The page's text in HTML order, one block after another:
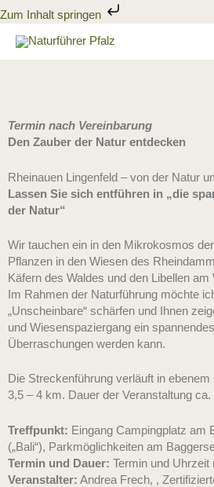
Zum Inhalt springen
springen
Termin nach Vereinbarung
Den Zauber der Natur entdecken
Rheinauen Lingenfeld – von der Natur
Lassen Sie sich entführen in „die
der Natur“
Wir tauchen ein in den Mikrokosmos
Pflanzen in den Wiesen des
Käfern des Waldes und den Libellen am
Im Rahmen der Naturführung möchte
„Unscheinbare“ schärfen und Ihnen
und Wiesenspaziergang ein
Überraschungen werden kann.
Die Streckenführung verläuft in
3,5 – 4 km. Dauer der Veranstaltung ca.
Treffpunkt: Eingang Campingplatz am
(„Bali“), Parkmöglichkeiten am
Termin und Dauer: Termin und Uhrzeit
Veranstalter: Andrea Frech, ,